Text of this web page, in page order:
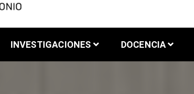
y Patrimonio
INVESTIGACIONES DOCENCIA